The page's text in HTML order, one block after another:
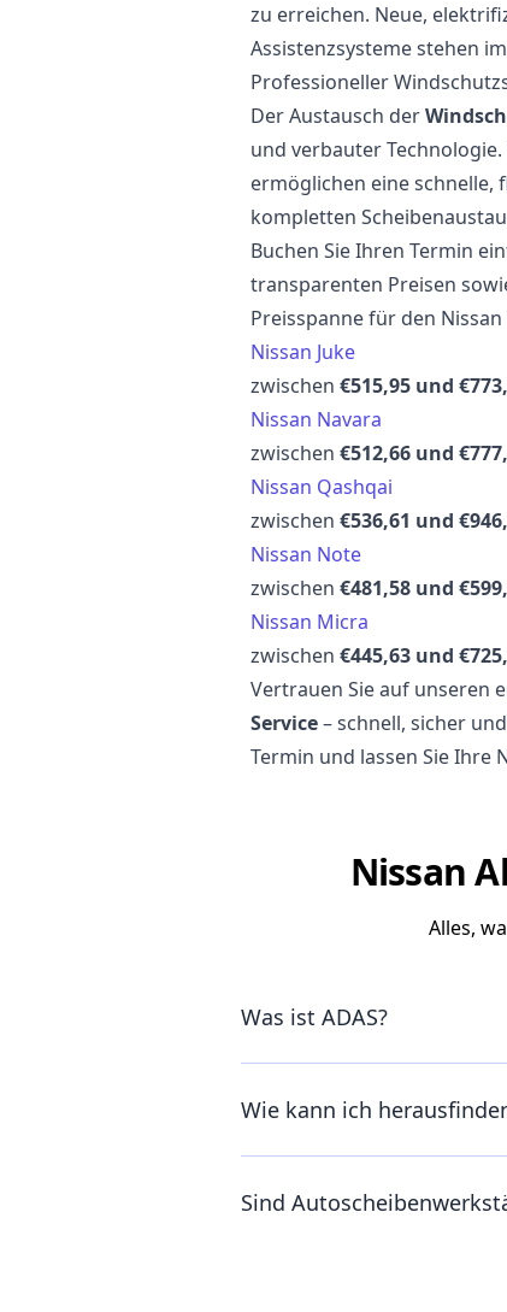
zu erreichen. Neue,
Assistenzsysteme stehen
Professioneller
Der Austausch der
und verbauter
ermöglichen eine schnelle,
kompletten
Buchen Sie Ihren Termin
transparenten Preisen
Preisspanne für den
Nissan Juke
zwischen €515,95 und
Nissan Navara
zwischen €512,66 und
Nissan Qashqai
zwischen €536,61 und
Nissan Note
zwischen €481,58 und
Nissan Micra
zwischen €445,63 und
Vertrauen Sie auf unseren
Service– schnell, sicher
Termin und lassen Sie Ihre
Nissan
Alles,
Was ist ADAS?
Wie kann ich
Sind